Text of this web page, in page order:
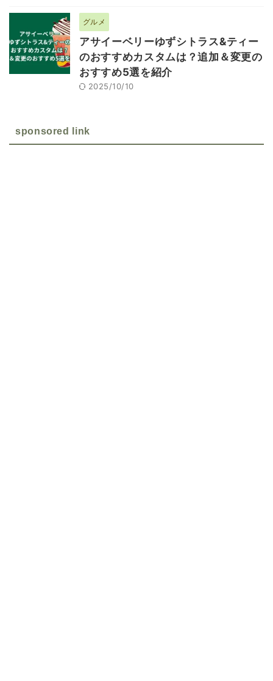
グルメ
アサイーベリーゆずシトラス&ティー
のおすすめカスタムは？追加＆変更の
おすすめ5選を紹介
2025/10/10
sponsored link